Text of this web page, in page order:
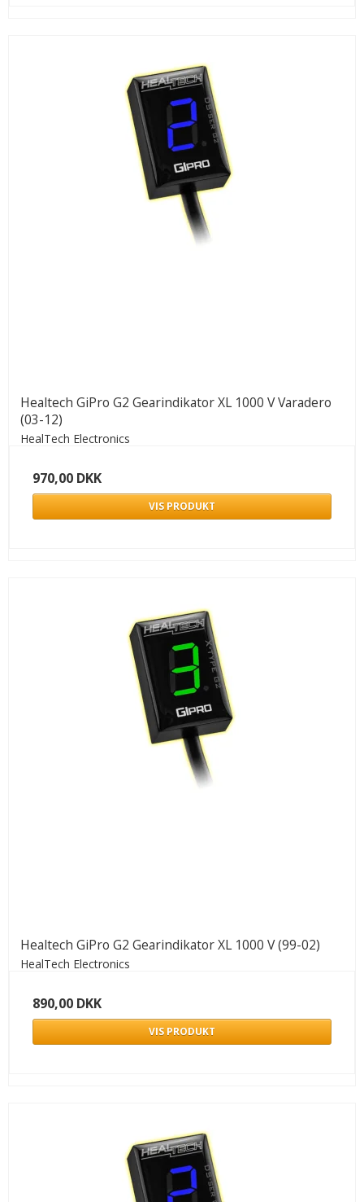
Healtech GiPro G2 Gearindikator XL 1000 V Varadero
(03-12)
HealTech Electronics
970,00 DKK
VIS PRODUKT
Healtech GiPro G2 Gearindikator XL 1000 V (99-02)
HealTech Electronics
890,00 DKK
VIS PRODUKT